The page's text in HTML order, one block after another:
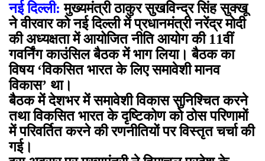
नई दिल्ली: मुख्यमंत्री ठाकुर सुखविन्द्र सिंह सुक्खू
ने वीरवार को नई दिल्ली में प्रधानमंत्री नरेंद्र मोदी
की अध्यक्षता में आयोजित नीति आयोग की 11वीं
गवर्निंग काउंसिल बैठक में भाग लिया। बैठक का
विषय ‘विकसित भारत के लिए समावेशी मानव
विकास’ था।
बैठक में देशभर में समावेशी विकास सुनिश्चित करने
तथा विकसित भारत के दृष्टिकोण को ठोस परिणामों
में परिवर्तित करने की रणनीतियों पर विस्तृत चर्चा की
गई।